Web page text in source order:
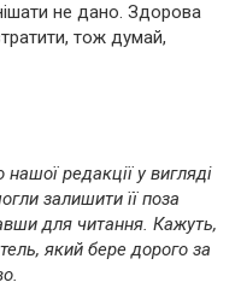
не дано. Здорова
тож думай,
редакції у вигляді
залишити її поза
для читання. Кажуть,
який бере дорого за